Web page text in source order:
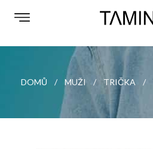
DOMŮ MUŽI TRIČKA